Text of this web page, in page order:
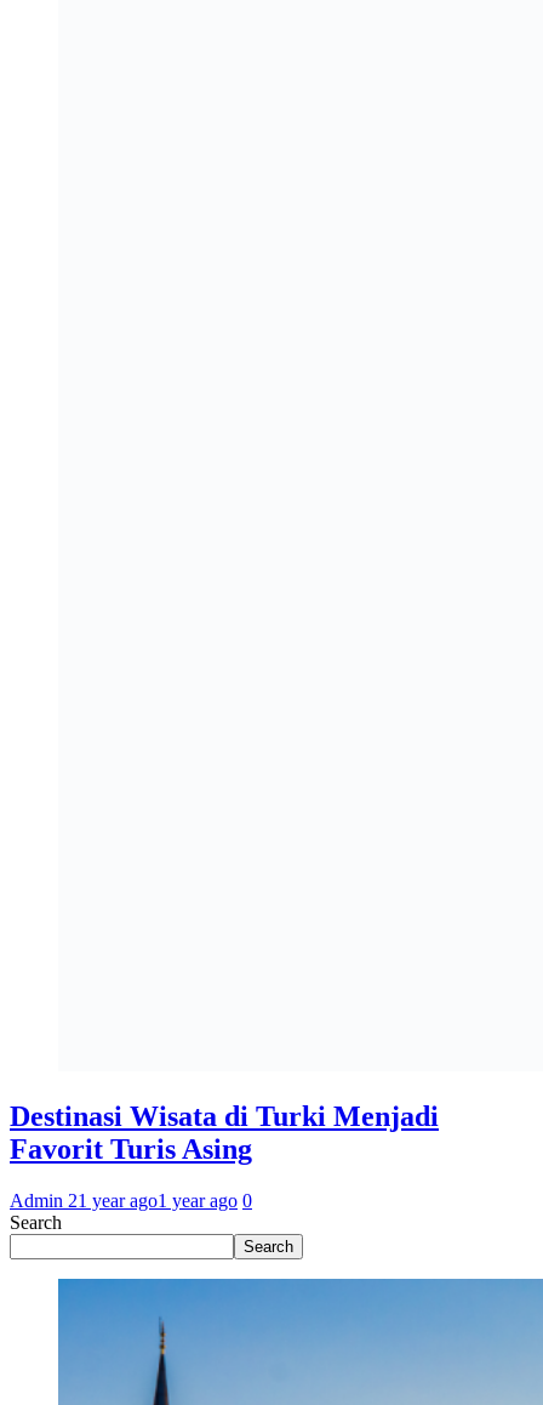
Destinasi Wisata di Turki Menjadi
Favorit Turis Asing
Admin 21 year ago1 year ago 0
Search
Search